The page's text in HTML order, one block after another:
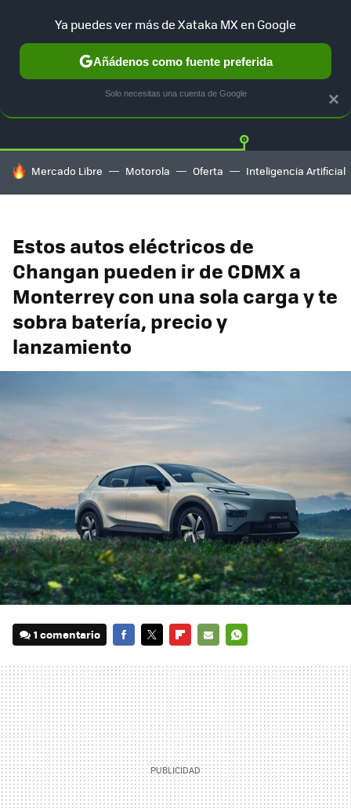
TESLA UBER AUTO ELECTRICO Twitter
HOY SE HABLA DE
Mercado Libre Motorola Oferta Inteligencia Artificial
Estos autos eléctricos de
Changan pueden ir de CDMX a
Monterrey con una sola carga y te
sobra batería, precio y
lanzamiento
1 comentario
MAIL
×
Ya puedes ver más de Xataka MX en Google
Añádenos como fuente preferida
Solo necesitas una cuenta de Google